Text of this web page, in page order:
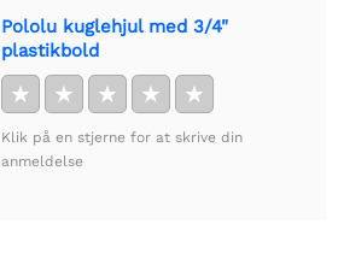
Pololu kuglehjul med 3/4"
plastikbold
★ ★ ★ ★ ★
Klik på en stjerne for at skrive din
anmeldelse